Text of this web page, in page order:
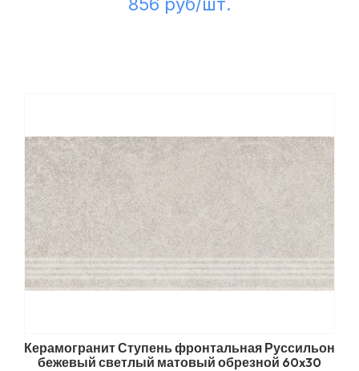
Керамогранит Ступень фронтальная Руссильон
бежевый светлый матовый обрезной 60x30